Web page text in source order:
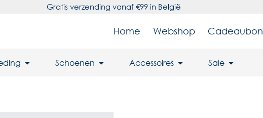
Gratis verzending vanaf €99 in België
Home Webshop Cadeaubon
Schoenen Accessoires Sale